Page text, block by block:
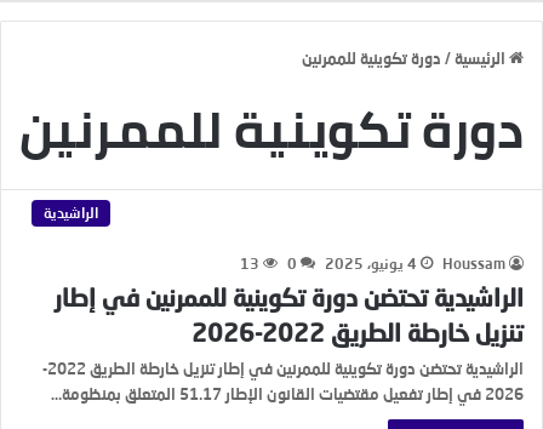
الرئيسية/ دورة تكوينية للممرنين
دورة تكوينية للممرنين
الراشيدية
Houssam 4 يونيو، 2025 0
13
الراشيدية تحتضن دورة تكوينية للممرنين في إطار
تنزيل خارطة الطريق 2022-2026
الراشيدية تحتضن دورة تكوينية للممرنين في إطار تنزيل خارطة الطريق 2022-
2026 في إطار تفعيل مقتضيات القانون الإطار 51.17 المتعلق بمنظومة…